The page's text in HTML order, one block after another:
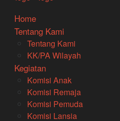
Home
Tentang Kami
Tentang Kami
KK/PA Wilayah
Kegiatan
Komisi Anak
Komisi Remaja
Komisi Pemuda
Komisi Lansia